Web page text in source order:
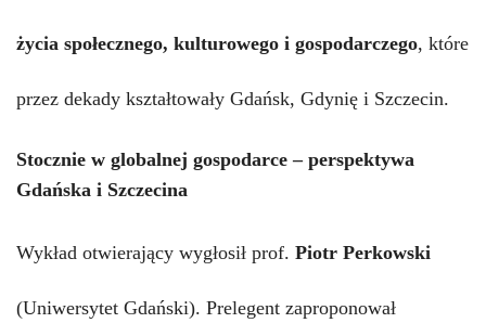
życia społecznego, kulturowego i gospodarczego, które
przez dekady kształtowały Gdańsk, Gdynię i Szczecin.
Stocznie w globalnej gospodarce – perspektywa
Gdańska i Szczecina
Wykład otwierający wygłosił prof. Piotr Perkowski
(Uniwersytet Gdański). Prelegent zaproponował